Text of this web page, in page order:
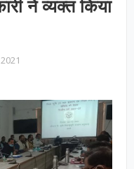
ने व्यक्त किया